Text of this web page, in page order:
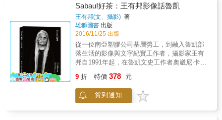
書作者提供了自己在多年攝影實踐中總結的拍
攝技法和後期處理技能，希望幫助影友快速突
破攝影瓶頸，提升攝影功力。 書附光碟內容 7
小時本書多媒體教學視頻 142段日常照片後期
處理視頻集錦 3000個創意照片設計素材 本書特
色 4 個綜合專題涵蓋15 個常見拍攝主題，針對
不同類型照片的不同問題提供解決方案。 125
個數位攝影會診案例，不僅評析作品前期拍攝
優缺點，還提供彌補作品缺陷的前期拍攝和後
Sabau!好茶：王有邦影像話魯凱
王有邦(文、攝影) 著
雄獅圖書 出版
2016/11/25 出版
從一位南亞塑膠公司基層勞工，到融入魯凱部
落生活的影像與文字紀實工作者，攝影家王有
邦自1991年起，在魯凱文史工作者奧崴尼‧卡勒
迄今已達二十五年。其大量而豐實的影像與文
字累積，自2009年6月至2016年12月，在高雄
市立美術館館刊《藝術認證》的「南島紀事─影
9 折 特價 378 元
貨到通知